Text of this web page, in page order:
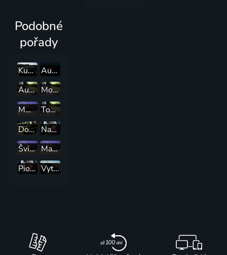
Podobné
pořady
Kubánský chróm
Autosalon.tv
Autožurnál
Motoring
MM Automotive
Topspeed
DominicCars
Naša Garáž
Švihák testuje
Martin z Martina
Piok Cars
Vytuningované jazdy Fínsko